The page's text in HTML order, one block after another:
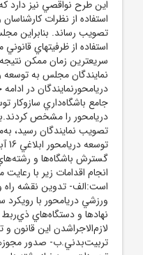
اين طرح نواقصي نيز دارد
استفاده از نظرات
تصويب رساند. بنابراين
استفاده از ظرفيتهاي
سريعترين زمان ممکن
نمايندگان مجلس به
دريامحورنمايندگان در
جامع باشگاه‌داري
تصويب نمايندگان رسيد،
گسترش باشگاه‌ها و
انجام اقدامات زير با
است:الف- تدوين نقشه راه
ورزشي دريامحور با
نهادها و دستگاه‌هاي
لازم‌الاجراشدن اين
تربيت‌بدني.ب- صدور